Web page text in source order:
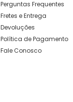
Perguntas Frequentes
Fretes e Entrega
Devoluções
Política de Pagamento
Fale Conosco